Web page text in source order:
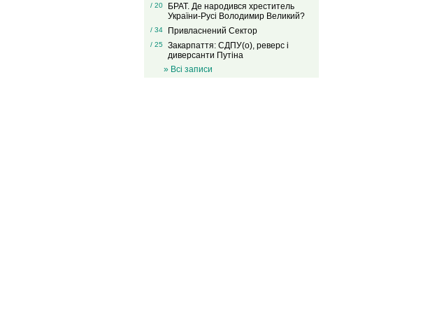
/ 20
БРАТ. Де народився хреститель
України-Русі Володимир Великий?
/ 34 Привласнений Сектор
/ 25
Закарпаття: СДПУ(о), реверс і
диверсанти Путіна
» Всі записи